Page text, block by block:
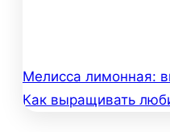
Навигация
Мелисса лимонная:
Как выращивать